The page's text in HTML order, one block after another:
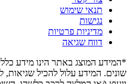
תנאי שימוש
נגישות
מדיניות פרטיות
דווח שגיאה
*המידע המוצג באתר הינו מידע
שונים. המידע עלול להכיל שגיאות,